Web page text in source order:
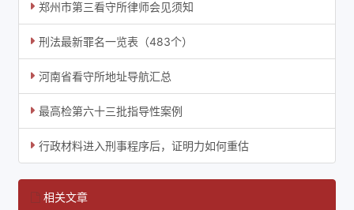
郑州市第三看守所律师会见须知
刑法最新罪名一览表（483个）
河南省看守所地址导航汇总
最高检第六十三批指导性案例
行政材料进入刑事程序后，证明力如何重估
相关文章